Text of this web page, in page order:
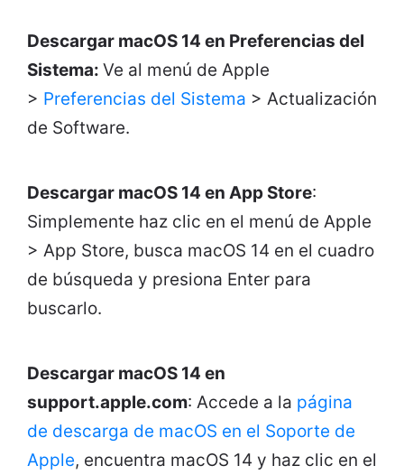
Descargar macOS 14 en Preferencias del
Sistema: Ve al menú de Apple
> Preferencias del Sistema > Actualización
de Software.
Descargar macOS 14 en App Store:
Simplemente haz clic en el menú de Apple
> App Store, busca macOS 14 en el cuadro
de búsqueda y presiona Enter para
buscarlo.
Descargar macOS 14 en
support.apple.com: Accede a la página
de descarga de macOS en el Soporte de
Apple, encuentra macOS 14 y haz clic en el